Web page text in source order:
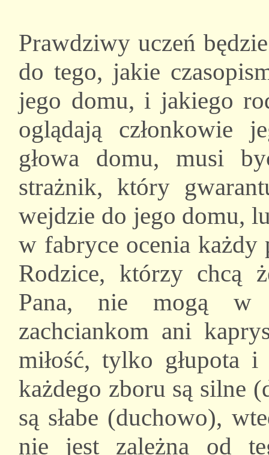
Prawdziwy uczeń
do tego, jakie
jego domu, i jakiego
oglądają członkowie
głowa domu, musi
strażnik, który
wejdzie do jego domu,
w fabryce ocenia
Rodzice, którzy chcą
Pana, nie mogą w
zachciankom ani
miłość, tylko głupota i
każdego zboru są silne
są słabe (duchowo),
nie jest zależna od